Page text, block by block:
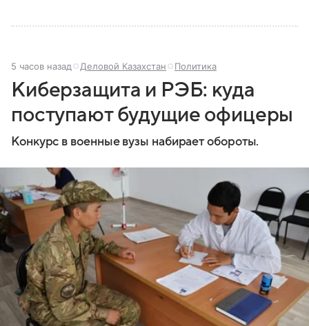
5 часов назад Деловой Казахстан Политика
Киберзащита и РЭБ: куда
поступают будущие офицеры
Конкурс в военные вузы набирает обороты.